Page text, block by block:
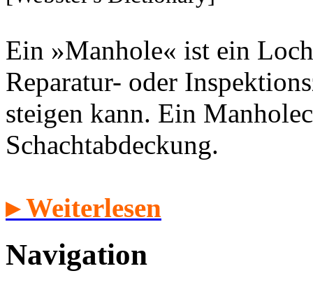
Ein »Manhole« ist ein
Reparatur- oder
steigen kann. Ein
Schachtabdeckung.
▸ Weiterlesen
Navigation